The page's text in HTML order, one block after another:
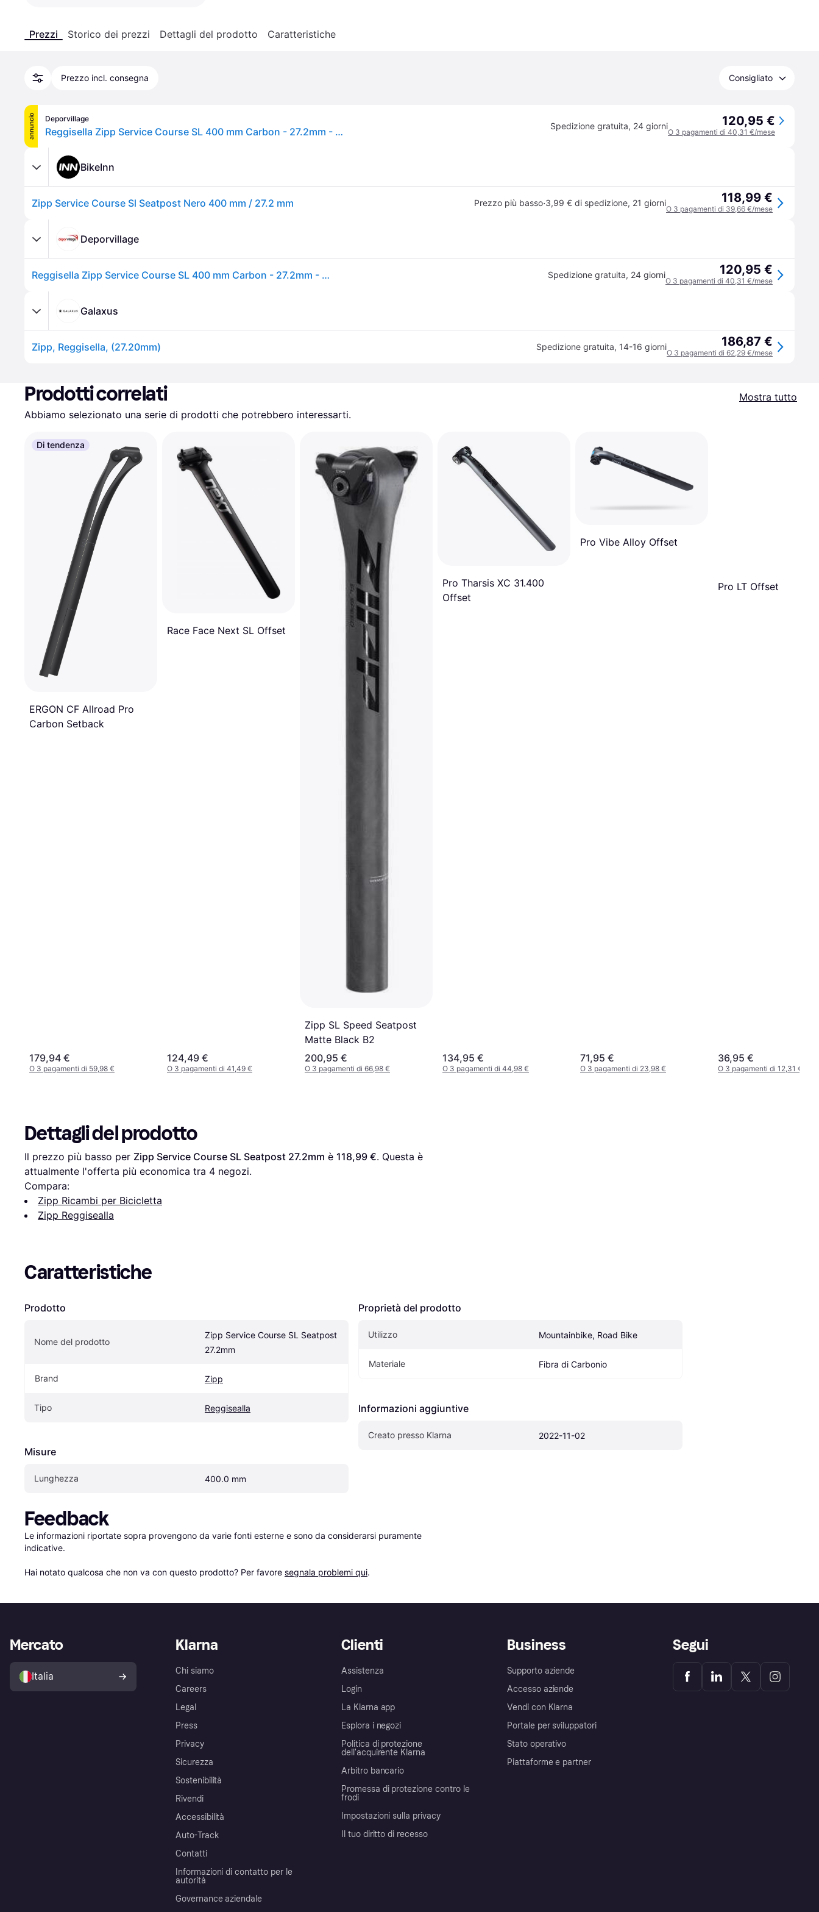
Prezzi Storico dei prezzi Dettagli del prodotto Caratteristiche
Prezzo incl. consegna Consigliato
annuncio Deporvillage
Reggisella Zipp Service Course SL 400 mm Carbon - 27.2mm - Green Spedizione gratuita, 24 giorni 120,95 €
O 3 pagamenti di 40,31 €/mese
BikeInn
Zipp Service Course Sl Seatpost Nero 400 mm / 27.2 mm Prezzo più basso·3,99 € di spedizione, 21 giorni 118,99 €
O 3 pagamenti di 39,66 €/mese
Deporvillage
Reggisella Zipp Service Course SL 400 mm Carbon - 27.2mm - Green Spedizione gratuita, 24 giorni 120,95 €
O 3 pagamenti di 40,31 €/mese
Galaxus
Zipp, Reggisella, (27.20mm) Spedizione gratuita, 14-16 giorni 186,87 €
O 3 pagamenti di 62,29 €/mese
Prodotti correlati
Mostra tutto
Abbiamo selezionato una serie di prodotti che potrebbero interessarti.
Di tendenza
ERGON CF Allroad Pro
Carbon Setback
179,94 €
O 3 pagamenti di 59,98 €
Race Face Next SL Offset
124,49 €
O 3 pagamenti di 41,49 €
Zipp SL Speed Seatpost
Matte Black B2
200,95 €
O 3 pagamenti di 66,98 €
Pro Tharsis XC 31.400
Offset
134,95 €
O 3 pagamenti di 44,98 €
Pro Vibe Alloy Offset
71,95 €
O 3 pagamenti di 23,98 €
Pro LT Offset
36,95 €
O 3 pagamenti di 12,31 €
Dettagli del prodotto
Il prezzo più basso per Zipp Service Course SL Seatpost 27.2mm è 118,99 €. Questa è
attualmente l'offerta più economica tra 4 negozi.
Compara:
Zipp Ricambi per Bicicletta
Zipp Reggisealla
Caratteristiche
Prodotto
Nome del prodotto
Zipp Service Course SL Seatpost
27.2mm
Brand Zipp
Tipo Reggisealla
Misure
Lunghezza 400.0 mm
Proprietà del prodotto
Utilizzo Mountainbike, Road Bike
Materiale Fibra di Carbonio
Informazioni aggiuntive
Creato presso Klarna 2022-11-02
Feedback
Le informazioni riportate sopra provengono da varie fonti esterne e sono da considerarsi puramente
indicative.
Hai notato qualcosa che non va con questo prodotto? Per favore segnala problemi qui.
Klarna
Chi siamo
Careers
Legal
Press
Privacy
Sicurezza
Sostenibilità
Rivendi
Accessibilità
Auto-Track
Contatti
Informazioni di contatto per le
autorità
Governance aziendale
Clienti
Assistenza
Login
La Klarna app
Esplora i negozi
Politica di protezione
dell'acquirente Klarna
Arbitro bancario
Promessa di protezione contro le
frodi
Impostazioni sulla privacy
Il tuo diritto di recesso
Business
Supporto aziende
Accesso aziende
Vendi con Klarna
Portale per sviluppatori
Stato operativo
Piattaforme e partner
Mercato
Italia
Segui